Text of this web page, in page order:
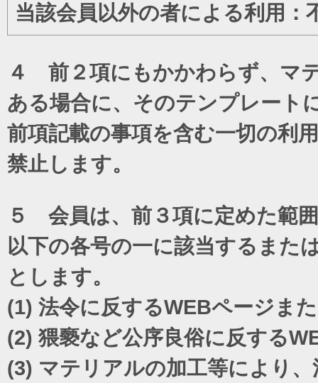
当該会員以外の者による利用：
４ 前２項にもかかわらず、マ
ある場合に、そのテンプレート
前項記載の事項を含む一切の利
禁止します。
５ 会員は、前３項に定めた範
以下の各号の一に該当するまた
とします。
(1) 法令に反するWEBページま
(2) 猥褻など公序良俗に反する
(3) マテリアルの加工等により